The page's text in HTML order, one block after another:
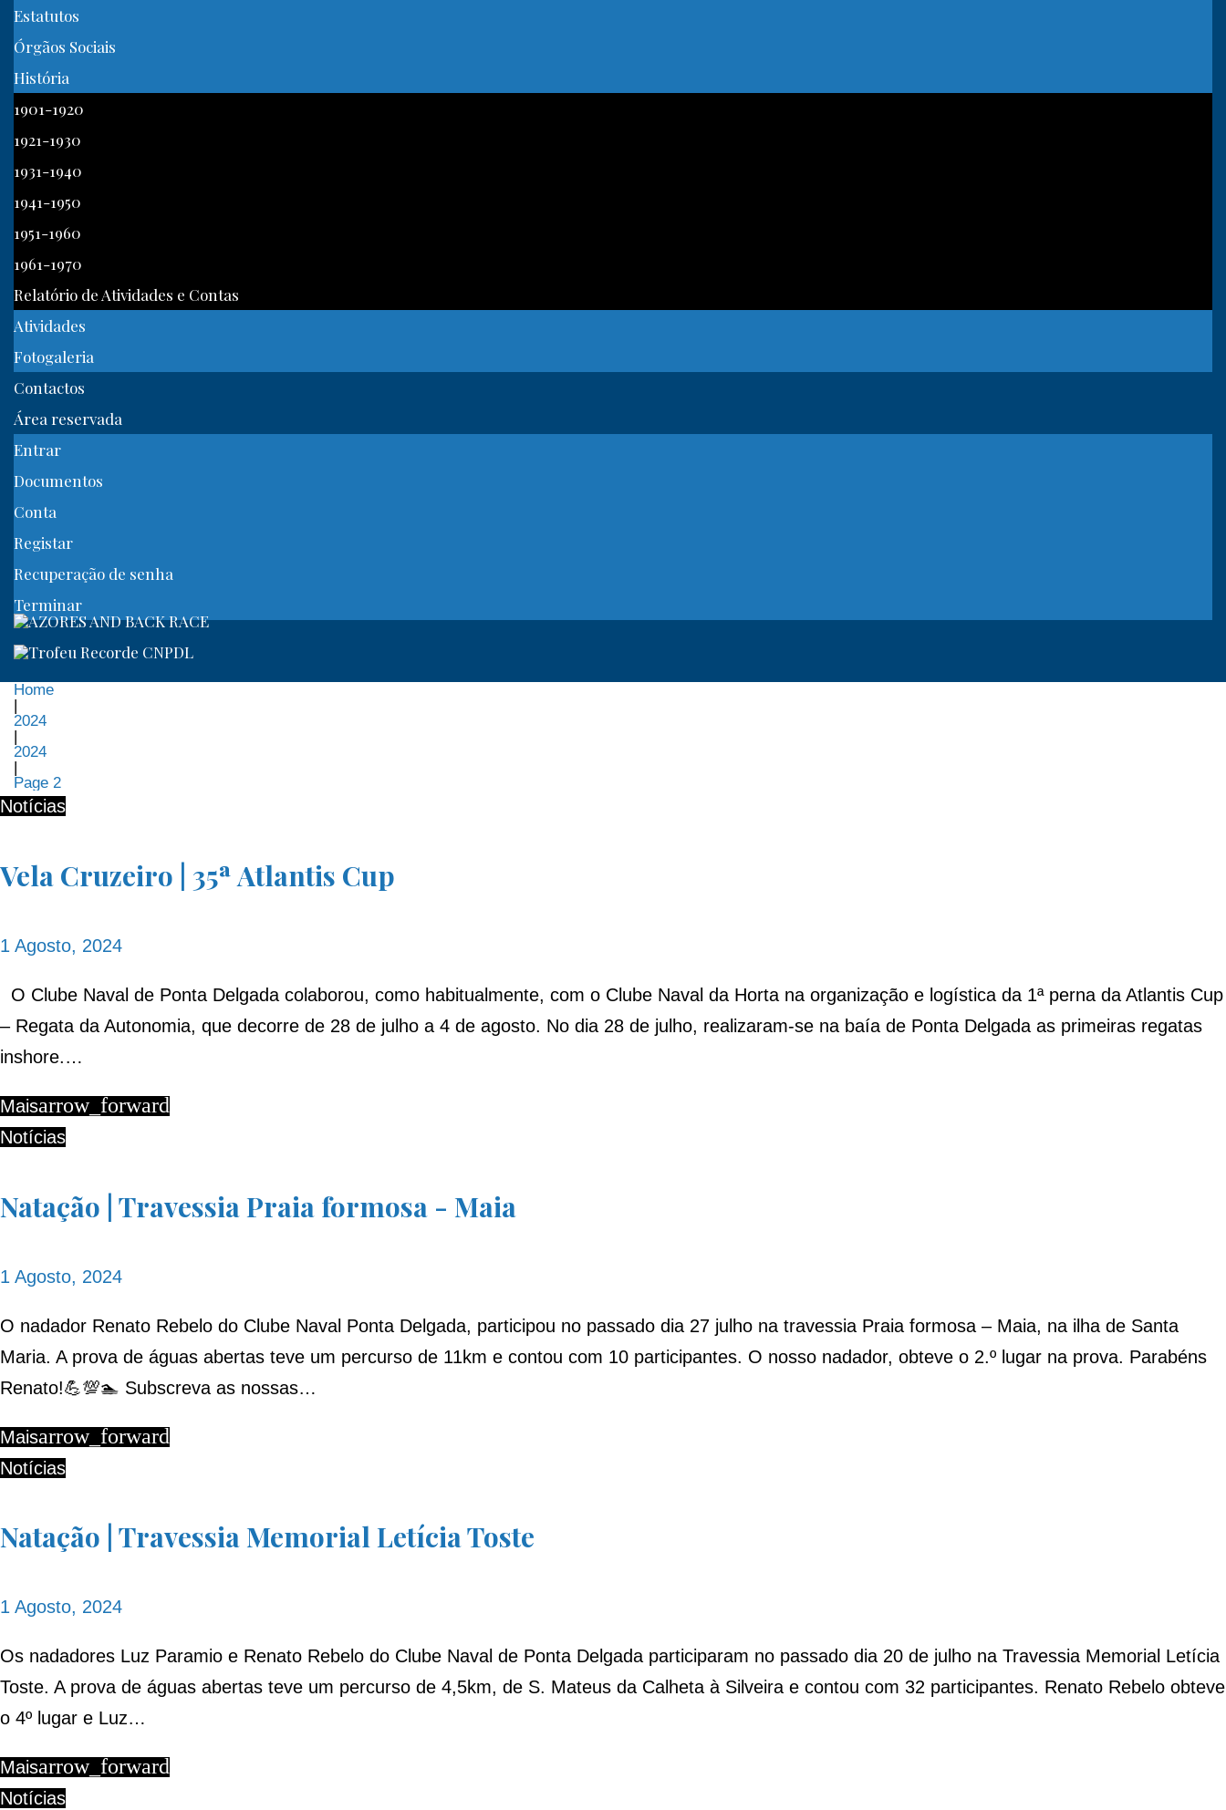
Estatutos
Órgãos Sociais
História
1901-1920
1921-1930
1931-1940
1941-1950
1951-1960
1961-1970
Relatório de Atividades e Contas
Atividades
Fotogaleria
Contactos
Área reservada
Entrar
Documentos
Conta
Registar
Recuperação de senha
Terminar
Home
|
2024
|
2024
|
Page 2
Ano:
2024
Notícias
Vela Cruzeiro | 35ª Atlantis Cup
1 Agosto, 2024
O Clube Naval de Ponta Delgada colaborou, como habitualmente, com o Clube Naval da Horta na organização e logística da 1ª perna da Atlantis Cup
– Regata da Autonomia, que decorre de 28 de julho a 4 de agosto. No dia 28 de julho, realizaram-se na baía de Ponta Delgada as primeiras regatas
inshore.…
Maisarrow_forward
Notícias
Natação | Travessia Praia formosa - Maia
1 Agosto, 2024
O nadador Renato Rebelo do Clube Naval Ponta Delgada, participou no passado dia 27 julho na travessia Praia formosa – Maia, na ilha de Santa
Maria. A prova de águas abertas teve um percurso de 11km e contou com 10 participantes. O nosso nadador, obteve o 2.º lugar na prova. Parabéns
Renato!💪💯🏊 Subscreva as nossas…
Maisarrow_forward
Notícias
Natação | Travessia Memorial Letícia Toste
1 Agosto, 2024
Os nadadores Luz Paramio e Renato Rebelo do Clube Naval de Ponta Delgada participaram no passado dia 20 de julho na Travessia Memorial Letícia
Toste. A prova de águas abertas teve um percurso de 4,5km, de S. Mateus da Calheta à Silveira e contou com 32 participantes. Renato Rebelo obteve
o 4º lugar e Luz…
Maisarrow_forward
Notícias